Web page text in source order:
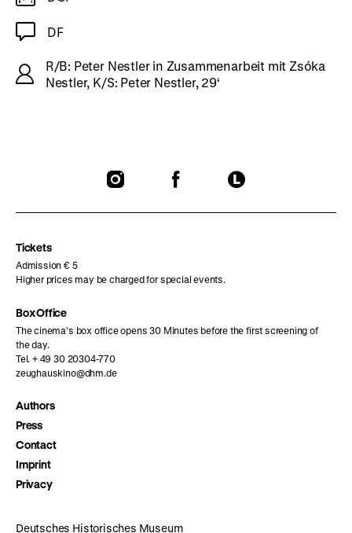
DF
R/B: Peter Nestler in Zusammenarbeit mit Zsóka
Nestler, K/S: Peter Nestler, 29‘
To
To
To
Tickets
Admission € 5
Higher prices may be charged for special events.
Box Office
The cinema’s box office opens 30 Minutes before the first screening of
the day.
Tel. + 49 30 20304-770
zeughauskino@dhm.de
Authors
Press
Contact
Imprint
Privacy
Deutsches Historisches Museum